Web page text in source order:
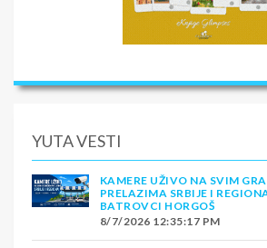
YUTA VESTI
KAMERE UŽIVO NA SVIM
PRELAZIMA SRBIJE I
BATROVCI HORGOŠ
8/7/2026 12:35:17 PM